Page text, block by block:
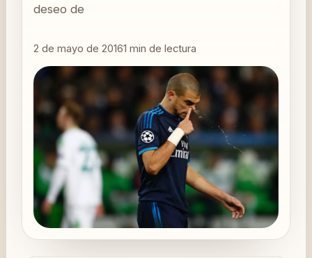
deseo de
2 de mayo de 20161 min de lectura